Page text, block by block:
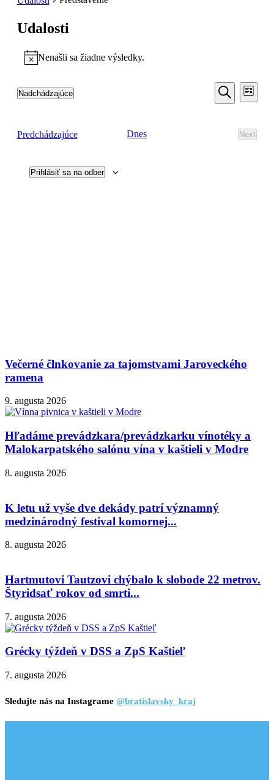
Udalosti
NoticeNenašli sa žiadne výsledky.
Udalosti
Search
Views
Vyhľadať
Zoznam
Nadchádzajúce
PredchádzajúceUdalosti Dnes
Next
Prihlásiť sa na odber
Večerné člnkovanie za tajomstvami Jaroveckého
ramena
9. augusta 2026
Hľadáme prevádzkara/prevádzkarku vínotéky a
Malokarpatského salónu vína v kaštieli v Modre
8. augusta 2026
K letu už vyše dve dekády patrí významný
medzinárodný festival komornej...
8. augusta 2026
Hartmutovi Tautzovi chýbalo k slobode 22 metrov.
Štyridsať rokov od smrti...
7. augusta 2026
Grécky týždeň v DSS a ZpS Kaštieľ
7. augusta 2026
Sledujte nás na Instagrame @bratislavsky_kraj